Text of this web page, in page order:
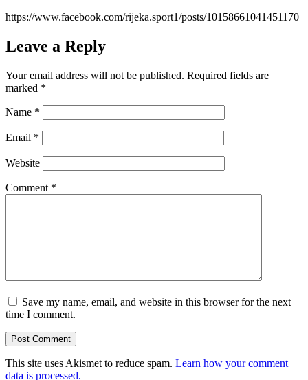
https://www.facebook.com/rijeka.sport1/posts/10158661041451170
Leave a Reply
Your email address will not be published. Required fields are
marked *
Name *
Email *
Website
Comment *
Save my name, email, and website in this browser for the next
time I comment.
This site uses Akismet to reduce spam. Learn how your comment
data is processed.